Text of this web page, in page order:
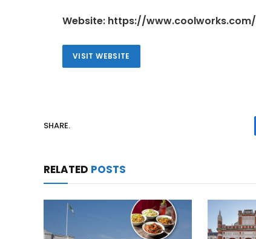
Website: https://www.coolworks.com/
VISIT WEBSITE
SHARE.
RELATED POSTS